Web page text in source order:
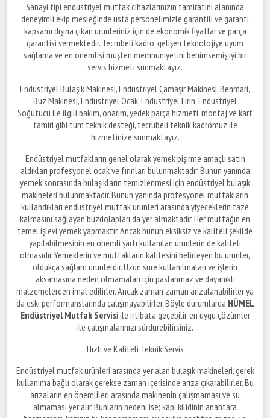
Sanayi tipi endüstriyel mutfak cihazlarınızın tamiratını alanında
deneyimli ekip mesleğinde usta personelimizle garantili ve garanti
kapsamı dışına çıkan ürünleriniz için de ekonomik fiyatlar ve parça
garantisi vermektedir. Tecrübeli kadro, gelişen teknolojiye uyum
sağlama ve en önemlisi müşteri memnuniyetini benimsemiş iyi bir
servis hizmeti sunmaktayız.
Endüstriyel Bulaşık Makinesi, Endüstriyel Çamaşır Makinesi, Benmari,
Buz Makinesi, Endüstriyel Ocak, Endüstriyel Fırın, Endüstriyel
Soğutucu ile ilgili bakım, onarım, yedek parça hizmeti, montaj ve kart
tamiri gibi tüm teknik desteği, tecrübeli teknik kadromuz ile
hizmetinize sunmaktayız.
Endüstriyel mutfakların genel olarak yemek pişirme amaçlı satın
aldıkları profesyonel ocak ve fırınları bulunmaktadır. Bunun yanında
yemek sonrasında bulaşıkların temizlenmesi için endüstriyel bulaşık
makineleri bulunmaktadır. Bunun yanında profesyonel mutfakların
kullandıkları endüstriyel mutfak ürünleri arasında yiyeceklerin taze
kalmasını sağlayan buzdolapları da yer almaktadır. Her mutfağın en
temel işlevi yemek yapmaktır. Ancak bunun eksiksiz ve kaliteli şekilde
yapılabilmesinin en önemli şartı kullanılan ürünlerin de kaliteli
olmasıdır. Yemeklerin ve mutfakların kalitesini belirleyen bu ürünler,
oldukça sağlam ürünlerdir. Uzun süre kullanılmaları ve işlerin
aksamasına neden olmamaları için paslanmaz ve dayanıklı
malzemelerden imal edilirler. Ancak zaman zaman arızalanabilirler ya
da eski performanslarında çalışmayabilirler. Böyle durumlarda HÜMEL
Endüstriyel Mutfak Servisi ile irtibata geçebilir, en uygu çözümler
ile çalışmalarınızı sürdürebilirsiniz.
Hızlı ve Kaliteli Teknik Servis
Endüstriyel mutfak ürünleri arasında yer alan bulaşık makineleri, gerek
kullanıma bağlı olarak gerekse zaman içerisinde arıza çıkarabilirler. Bu
arızaların en önemlileri arasında makinenin çalışmaması ve su
almaması yer alır. Bunların nedeni ise; kapı kilidinin anahtara